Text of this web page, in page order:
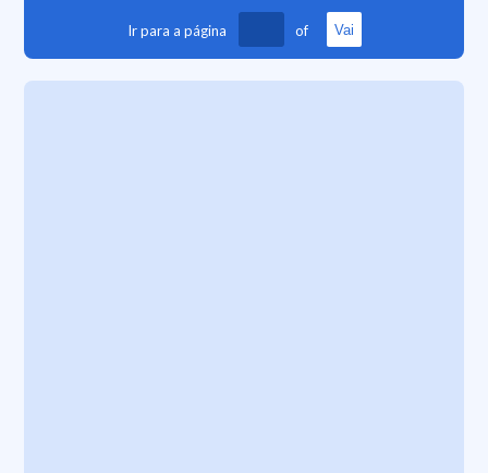
Ir para a página of Vai